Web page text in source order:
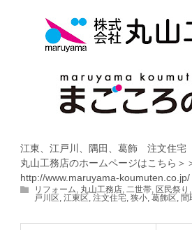
江東、江戸川、隅田、葛飾 注文住
丸山工務店のホームページはこちら＞
http://www.maruyama-koumuten.co.jp/
リフォーム, 丸山工務店, 二世帯, 区民祭り ,
戸川区, 江東区, 注文住宅, 狭小, 葛飾区, 間